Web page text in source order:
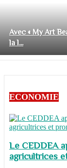
Avec « My Art
la l...
ECONOMIE
Le CEDDEA
agricultrices